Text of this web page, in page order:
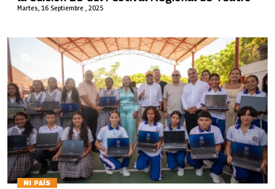
Martes, 16 Septiembre , 2025
MI PAÍS